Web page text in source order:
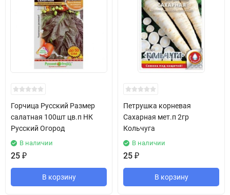
Горчица Русский Размер
салатная 100шт цв.п НК
Русский Огород
В наличии
25 ₽
В корзину
Петрушка корневая
Сахарная мет.п 2гр
Кольчуга
В наличии
25 ₽
В корзину